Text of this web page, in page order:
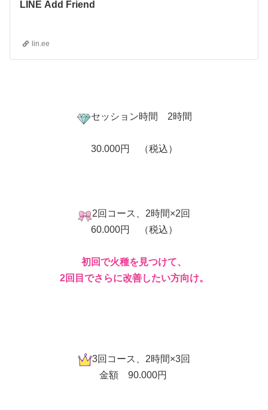
LINE Add Friend
lin.ee
セッション時間 2時間
30.000円 （税込）
2回コース、2時間×2回
60.000円 （税込）
初回で火種を見つけて、
2回目でさらに改善したい方向け。
3回コース、2時間×3回
金額 90.000円